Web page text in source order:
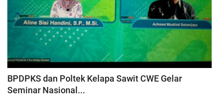
BPDPKS dan Poltek Kelapa Sawit CWE Gelar
Seminar Nasional...